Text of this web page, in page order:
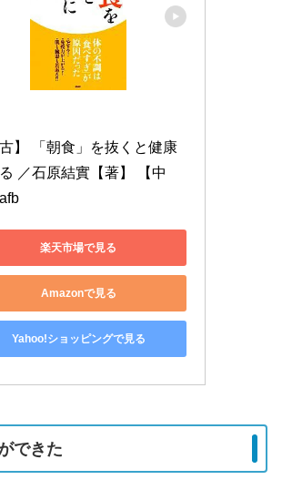
古】 「朝食」を抜くと健康
／石原結實【著】 【中
楽天市場で見る
Amazonで見る
Yahoo!ショッピングで見る
できた